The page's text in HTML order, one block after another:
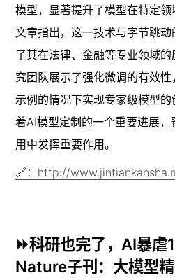
模型，显著提升了模型在特定领
文章指出，这一技术与字节跳
了其在法律、金融等专业领域
究团队展示了强化微调的有效
示例的情况下实现专家级模型
着AI模型定制的一个重要进展
用中发挥重要作用。
🔗：http://
⏩科研也完了，AI暴虐
Nature子刊：大模型精